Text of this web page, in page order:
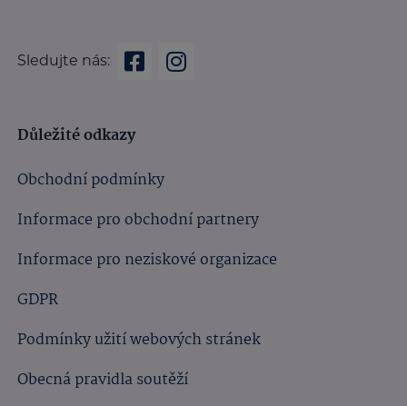
Sledujte nás:
Důležité odkazy
Obchodní podmínky
Informace pro obchodní partnery
Informace pro neziskové organizace
GDPR
Podmínky užití webových stránek
Obecná pravidla soutěží